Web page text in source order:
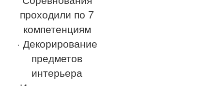
проходили по 7
компетенциям
· Декорирование
предметов
интерьера